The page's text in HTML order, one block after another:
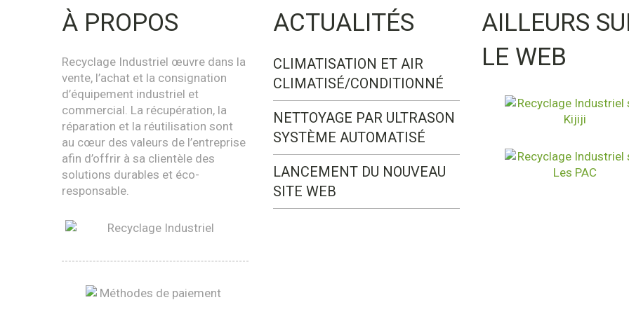
À PROPOS
Recyclage Industriel œuvre dans la
vente, l’achat et la consignation
d’équipement industriel et
commercial. La récupération, la
réparation et la réutilisation sont
au cœur des valeurs de l’entreprise
afin d’offrir à sa clientèle des
solutions durables et éco-
responsable.
ACTUALITÉS
CLIMATISATION ET AIR
CLIMATISÉ/CONDITIONNÉ
NETTOYAGE PAR ULTRASON
SYSTÈME AUTOMATISÉ
LANCEMENT DU NOUVEAU
SITE WEB
AILLEURS
LE WEB